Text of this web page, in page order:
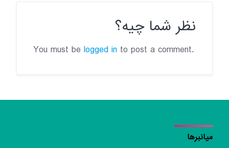
نظر شما چیه؟
You must be logged in to post a comment.
میانبرها